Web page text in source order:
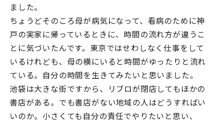
ました。
ちょうどそのころ母が病気になって、看病のために神
戸の実家に帰っているときに、時間の流れ方が違うこ
とに気づいたんです。東京ではせわしなく仕事をして
いるけれども、母の横にいると時間がゆったりと流れ
ている。自分の時間を生きてみたいと思いました。
池袋は大きな街ですから、リブロが閉店してもほかの
書店がある。でも書店がない地域の人はどうすればい
いのか。小さくても自分の責任でやりたいと思い、